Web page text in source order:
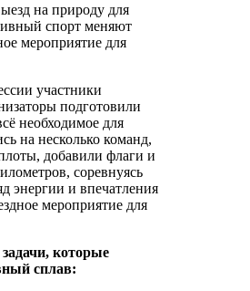
участники
подготовили
необходимое для
на несколько команд,
добавили флаги и
соревнуясь
энергии и впечатления
мероприятие для
которые
сплав: